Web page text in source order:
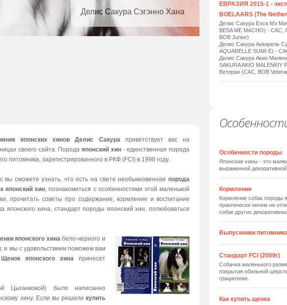
Делис Сакура Сэгэнно Хана
ЕВРАЗИЯ 2015-1 -
BOELAARS (The
Делис Сакура Бэса Мэ
BESA ME MACHO) -
BOB Junior)
Делис Сакура Акварель
AQUARELLE SUMI-E) -
Делис Сакура Акио
SAKURA AKIO
Ветеран (САС, BOB
японских хинов Делис Сакура приветствует вас на
своего сайта. Порода японский хин- единственная порода
питомника, зарегистрированного в РКФ (FCI) в 1998 году.
вы сможете узнать, что есть на свете необыкновенная порода
японский хин, познакомиться с особенностями этой маленькой
прочитать советы про содержание, кормление и воспитание
японского хина, стандарт породы японский хин, полюбоваться
японского хинабело-черного и
и мы с удовольствием поможем вам
Щенок японского хина принесет
Цыганковой) было написанно
хину. Если вы решили купить
Особенности породы
Японские хины - это
выраженной
Кормление
Кормление собак породы
практически ничем не
собак других
Выпускники
Стандарт FCI (2009г)
Собачка маленького
покрытая обильной
грациозная.
Как купить щенка